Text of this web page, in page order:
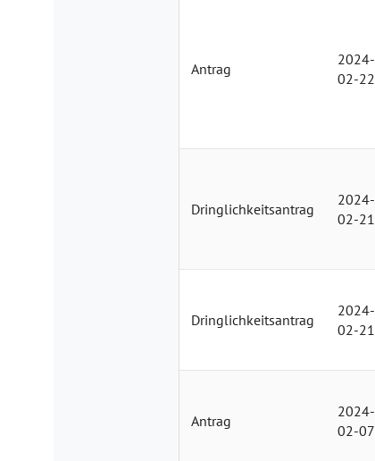
Antrag
2024-
02-22
Dringlichkeitsantrag
2024-
02-21
Dringlichkeitsantrag
2024-
02-21
Antrag
2024-
02-07